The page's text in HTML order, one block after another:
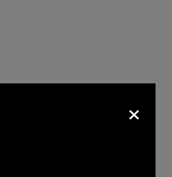
Server verzichtet,
ständig online
übermittelt
×